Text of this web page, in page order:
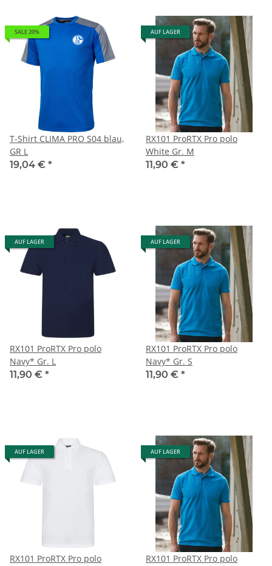
SALE 20%
T-Shirt CLIMA PRO S04 blau,
GR L
19,04 € *
AUF LAGER
RX101 ProRTX Pro polo
White Gr. M
11,90 € *
AUF LAGER
RX101 ProRTX Pro polo
Navy* Gr. L
11,90 € *
AUF LAGER
RX101 ProRTX Pro polo
Navy* Gr. S
11,90 € *
AUF LAGER
RX101 ProRTX Pro polo
AUF LAGER
RX101 ProRTX Pro polo